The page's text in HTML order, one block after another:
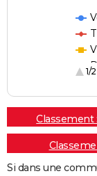
1/2
Classement
Si dans une